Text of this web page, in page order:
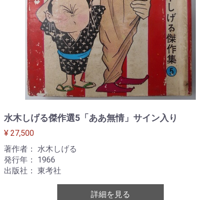
水木しげる傑作選5「ああ無情」サイン入り
¥ 27,500
著作者： 水木しげる
発行年： 1966
出版社： 東考社
詳細を見る